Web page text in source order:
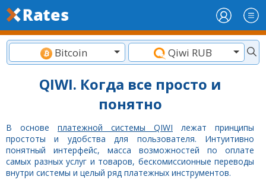
Bitcoin Qiwi RUB
QIWI. Когда все просто и
понятно
В основе платежной системы QIWI лежат принципы
простоты и удобства для пользователя. Интуитивно
понятный интерфейс, масса возможностей по оплате
самых разных услуг и товаров, бескомиссионные переводы
внутри системы и целый ряд платежных инструментов.